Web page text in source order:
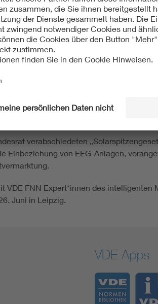
der in zahlreichen Projekten mit
umgesetzt werden wird.
Arbeiten des vergangenen Jahres
das Jahr 2025 vielmehr von einer
zur Festlegung des
Zustimmung. Intensiv diskutiert wurde
(SMGW) zu übermitteln.
verabschiedeten
von EEG-Anlagen,
FNN Expert*innen des
Juni in Leipzig.
VDE Apps